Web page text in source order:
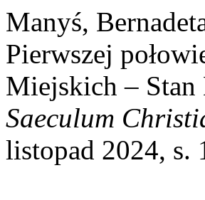
Manyś,
Pierwszej
Miejskich – Stan
Saeculum
listopad 2024, s.